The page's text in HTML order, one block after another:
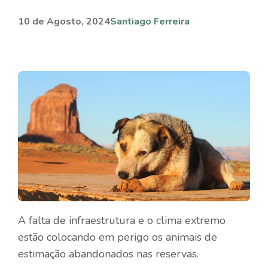
10 de Agosto, 2024Santiago Ferreira
A falta de infraestrutura e o clima extremo
estão colocando em perigo os animais de
estimação abandonados nas reservas.